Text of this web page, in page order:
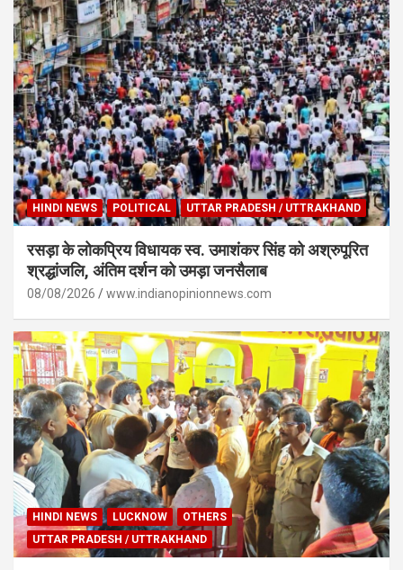
HINDI NEWS POLITICAL UTTAR PRADESH / UTTRAKHAND
रसड़ा के लोकप्रिय विधायक स्व. उमाशंकर सिंह को अश्रुपूरित
श्रद्धांजलि, अंतिम दर्शन को उमड़ा जनसैलाब
08/08/2026 www.indianopinionnews.com
HINDI NEWS LUCKNOW
OTHERS
UTTAR PRADESH / UTTRAKHAND